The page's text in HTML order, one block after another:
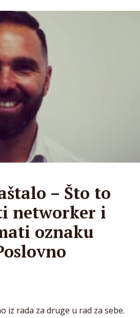
– Što to
networker i
oznaku
iz rada za druge u rad za sebe.